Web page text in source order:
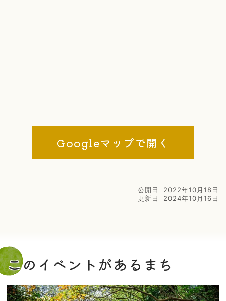
Googleマップで開く
公開日
2022年10月18日
更新日
2024年10月16日
このイベントがあるまち